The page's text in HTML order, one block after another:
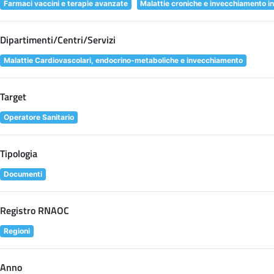
Farmaci vaccini e terapie avanzate Malattie croniche e invecchiamento
Dipartimenti/Centri/Servizi
Malattie Cardiovascolari, endocrino-metaboliche e invecchiamento
Target
Operatore Sanitario
Tipologia
Documenti
Registro RNAOC
Regioni
Anno